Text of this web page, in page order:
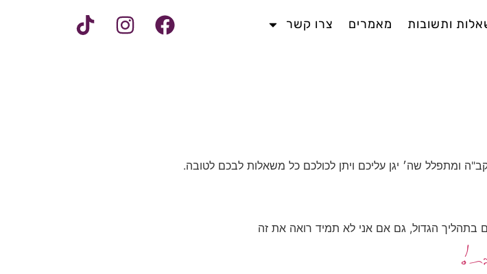
ותשובות מאמרים צרו קשר
ומתפלל שה׳ יגן עליכם ויתן לכולכם כל משאלות לבכם לטובה.
הגדול, גם אם אני לא תמיד רואה את זה